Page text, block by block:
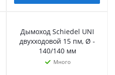
Дымоход Schiedel UNI
двухходовой 15 пм, Ø -
140/140 мм
Много